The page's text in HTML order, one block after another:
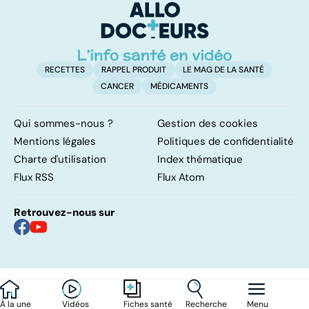
À la une Vidéos Fiches santé Recherche Menu
d'angine ?
RECETTES RAPPEL PRODUIT
LE MAG DE LA SANTÉ
CANCER
MÉDICAMENTS
Qui sommes-nous ?
Gestion des cookies
Mentions légales
Politiques de confidentialité
Charte d'utilisation
Index thématique
Flux RSS
Flux Atom
Retrouvez-nous sur